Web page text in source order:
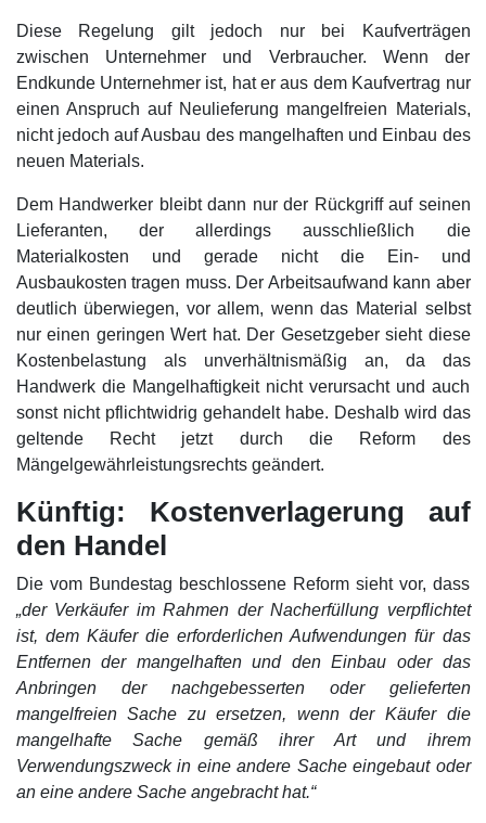
Diese Regelung gilt jedoch nur bei Kaufverträgen
zwischen Unternehmer und Verbraucher. Wenn der
Endkunde Unternehmer ist, hat er aus dem Kaufvertrag nur
einen Anspruch auf Neulieferung mangelfreien Materials,
nicht jedoch auf Ausbau des mangelhaften und Einbau des
neuen Materials.
Dem Handwerker bleibt dann nur der Rückgriff auf seinen
Lieferanten, der allerdings ausschließlich die
Materialkosten und gerade nicht die Ein- und
Ausbaukosten tragen muss. Der Arbeitsaufwand kann aber
deutlich überwiegen, vor allem, wenn das Material selbst
nur einen geringen Wert hat. Der Gesetzgeber sieht diese
Kostenbelastung als unverhältnismäßig an, da das
Handwerk die Mangelhaftigkeit nicht verursacht und auch
sonst nicht pflichtwidrig gehandelt habe. Deshalb wird das
geltende Recht jetzt durch die Reform des
Mängelgewährleistungsrechts geändert.
Künftig: Kostenverlagerung auf
den Handel
Die vom Bundestag beschlossene Reform sieht vor, dass
„der Verkäufer im Rahmen der Nacherfüllung verpflichtet
ist, dem Käufer die erforderlichen Aufwendungen für das
Entfernen der mangelhaften und den Einbau oder das
Anbringen der nachgebesserten oder gelieferten
mangelfreien Sache zu ersetzen, wenn der Käufer die
mangelhafte Sache gemäß ihrer Art und ihrem
Verwendungszweck in eine andere Sache eingebaut oder
an eine andere Sache angebracht hat.“